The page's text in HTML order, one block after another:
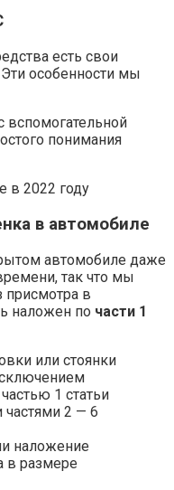
есть свои
особенности мы
понимания
в автомобиле
автомобиле даже
так что мы
присмотра в
наложен по части 1
или стоянки
1 статьи
частями 2 — 6
наложение
в размере